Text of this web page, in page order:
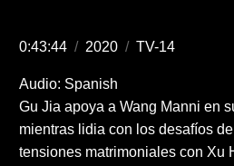
0:43:44 / 2020 / TV-14
Audio: Spanish
Gu Jia apoya a Wang Manni en
mientras lidia con los desafíos
tensiones matrimoniales con Xu